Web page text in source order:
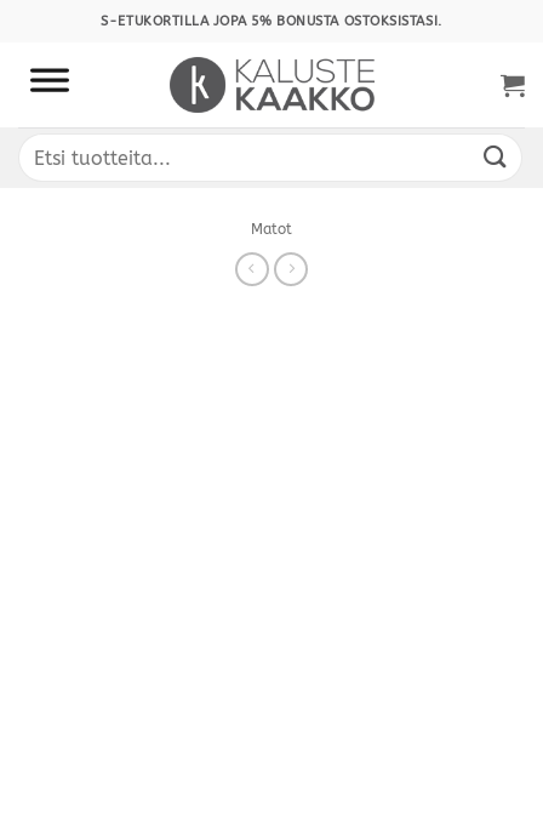
content
S-ETUKORTILLA JOPA 5% BONUSTA OSTOKSISTASI.
Etsi:
Matot